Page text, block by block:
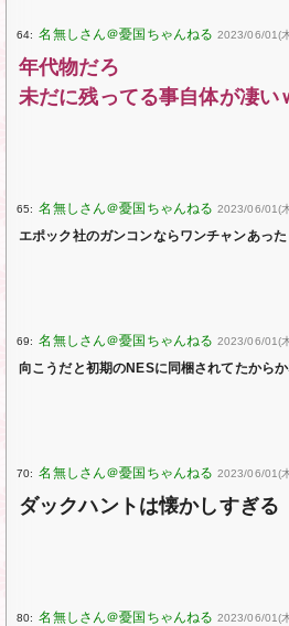
64: 2023/06/01(
年代物だろ
未だに残ってる事自体が凄い
65: 2023/06/01(
エポック社のガンコンならワンチャンあった
69: 2023/06/01(
向こうだと初期のNESに同梱されてたから
70: 2023/06/01(
ダックハントは懐かしすぎる
80: 2023/06/01(